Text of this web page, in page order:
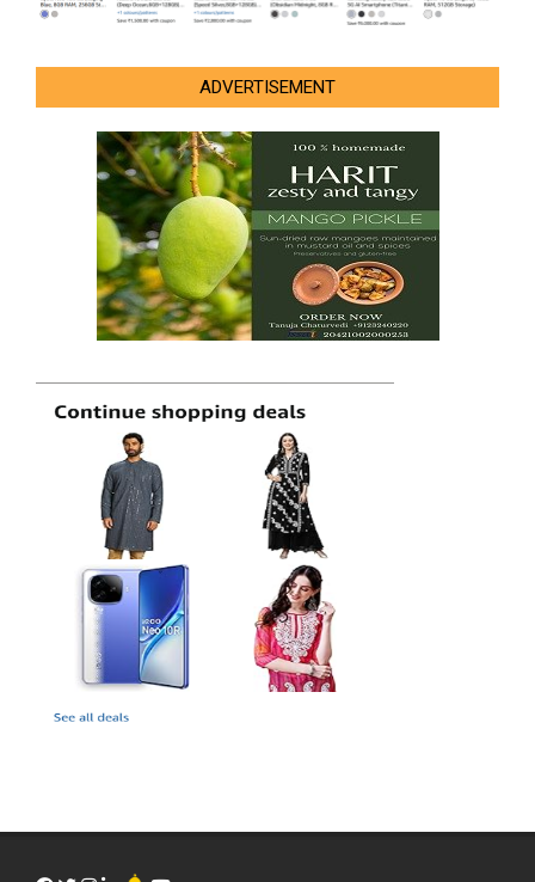
ADVERTISEMENT